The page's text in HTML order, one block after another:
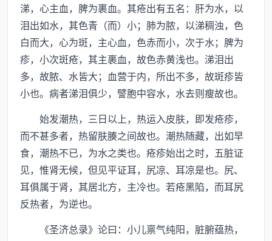
涕，心主血，脾为裹血。其疮出有五名：肝为水，以
泪出如水，其色青（而）小；肺为脓，以涕稠浊，色
白而大，心为斑，主心血，色赤而小，次于水；脾为
疹，小次斑疮，其主裹血，故色赤黄浅也。涕泪出
多，故脓、水皆大；血营于内，所出不多，故斑疹皆
小也。病者涕泪俱少，譬胞中容水，水去则瘦故也。
始发潮热，三日以上，热运入皮肤，即发疮疹，
而不甚多者，热留肤腠之间故也。潮热随藏，出如早
食，潮热不已，为水之类也。疮疹始出之时，五脏证
见，惟肾无候，但见平证耳，尻凉、耳凉是也。尻、
耳俱属于肾，其居北方，主冷也。若疮黑陷，而耳尻
反热者，为逆也。
《圣济总录》论曰：小儿禀气纯阳，脏腑蕴热，